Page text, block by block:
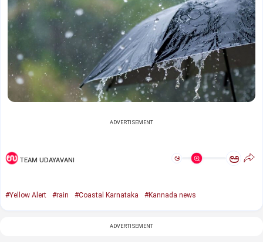
ADVERTISEMENT
TEAM UDAYAVANI ಅ ಅ
#Yellow Alert #rain #Coastal Karnataka #Kannada news
ADVERTISEMENT